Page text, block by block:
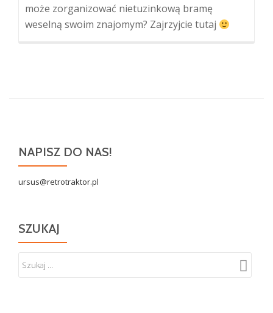
może zorganizować nietuzinkową bramę
weselną swoim znajomym? Zajrzyjcie tutaj
NAPISZ DO NAS!
ursus@retrotraktor.pl
SZUKAJ